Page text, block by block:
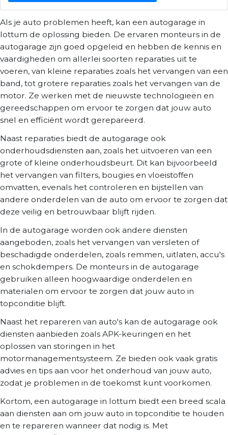
Als je auto problemen heeft, kan een autogarage in
lottum de oplossing bieden. De ervaren monteurs in de
autogarage zijn goed opgeleid en hebben de kennis en
vaardigheden om allerlei soorten reparaties uit te
voeren, van kleine reparaties zoals het vervangen van een
band, tot grotere reparaties zoals het vervangen van de
motor. Ze werken met de nieuwste technologieën en
gereedschappen om ervoor te zorgen dat jouw auto
snel en efficiënt wordt gerepareerd.
Naast reparaties biedt de autogarage ook
onderhoudsdiensten aan, zoals het uitvoeren van een
grote of kleine onderhoudsbeurt. Dit kan bijvoorbeeld
het vervangen van filters, bougies en vloeistoffen
omvatten, evenals het controleren en bijstellen van
andere onderdelen van de auto om ervoor te zorgen dat
deze veilig en betrouwbaar blijft rijden.
In de autogarage worden ook andere diensten
aangeboden, zoals het vervangen van versleten of
beschadigde onderdelen, zoals remmen, uitlaten, accu's
en schokdempers. De monteurs in de autogarage
gebruiken alleen hoogwaardige onderdelen en
materialen om ervoor te zorgen dat jouw auto in
topconditie blijft.
Naast het repareren van auto's kan de autogarage ook
diensten aanbieden zoals APK-keuringen en het
oplossen van storingen in het
motormanagementsysteem. Ze bieden ook vaak gratis
advies en tips aan voor het onderhoud van jouw auto,
zodat je problemen in de toekomst kunt voorkomen.
Kortom, een autogarage in lottum biedt een breed scala
aan diensten aan om jouw auto in topconditie te houden
en te repareren wanneer dat nodig is. Met